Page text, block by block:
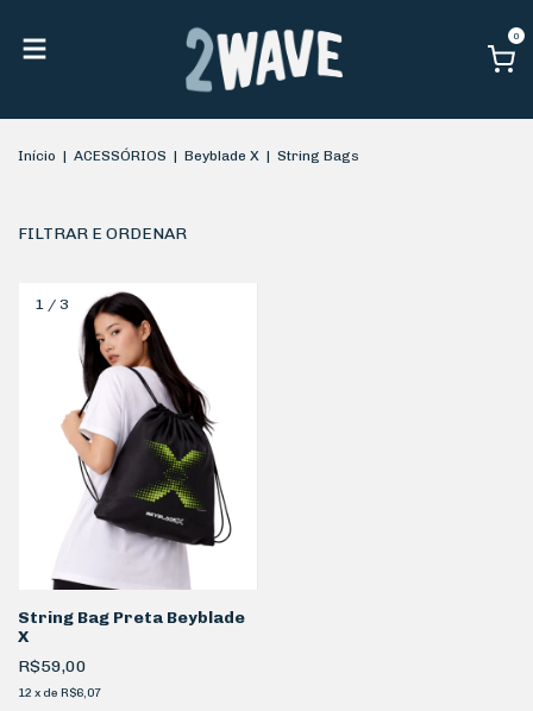
0
Início | ACESSÓRIOS | Beyblade X | String Bags
FILTRAR E ORDENAR
1 / 3
String Bag Preta Beyblade
X
R$59,00
12 x de R$6,07